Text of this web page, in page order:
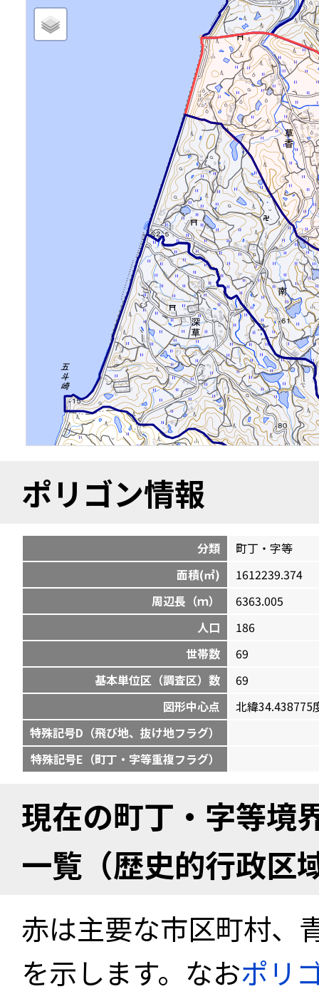
ポリゴン情報
分類
町丁・字等
面積(㎡)
1612239.374
周辺長（ｍ）
6363.005
人口
186
世帯数
69
基本単位区（調査区）数
69
図形中心点
北緯34.438775
特殊記号D（飛び地、抜け地フラグ）
特殊記号E（町丁・字等重複フラグ）
現在の町丁・字等境
一覧（歴史的行政区
赤は主要な市区町村、
を示します。なおポリ